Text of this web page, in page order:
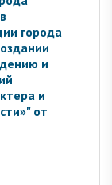
города
и
и
от